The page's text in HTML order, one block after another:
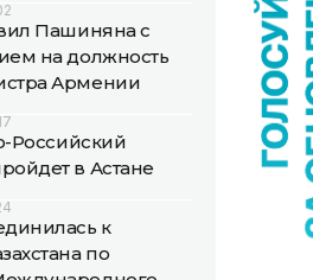
Пашиняна с
на должность
Армении
Российский
в Астане
к
по